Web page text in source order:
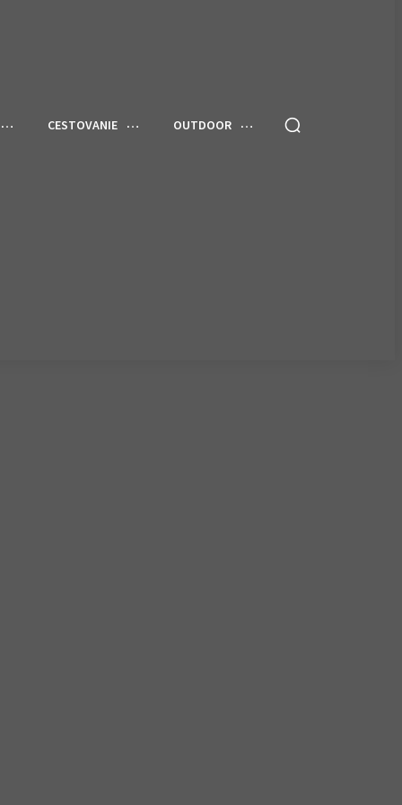
CESTOVANIE OUTDOOR